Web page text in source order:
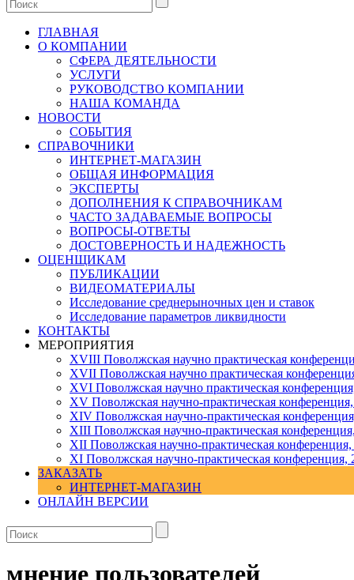
ГЛАВНАЯ
О КОМПАНИИ
СФЕРА ДЕЯТЕЛЬНОСТИ
УСЛУГИ
РУКОВОДСТВО КОМПАНИИ
НАША КОМАНДА
НОВОСТИ
СОБЫТИЯ
СПРАВОЧНИКИ
ИНТЕРНЕТ-МАГАЗИН
ОБЩАЯ ИНФОРМАЦИЯ
ЭКСПЕРТЫ
ДОПОЛНЕНИЯ К СПРАВОЧНИКАМ
ЧАСТО ЗАДАВАЕМЫЕ ВОПРОСЫ
ВОПРОСЫ-ОТВЕТЫ
ДОСТОВЕРНОСТЬ И НАДЕЖНОСТЬ
ОЦЕНЩИКАМ
ПУБЛИКАЦИИ
ВИДЕОМАТЕРИАЛЫ
Исследование среднерыночных цен и ставок
Исследование параметров ликвидности
КОНТАКТЫ
МЕРОПРИЯТИЯ
XVIII Поволжская научно практическая
XVII Поволжская научно практическая
XVI Поволжская научно практическая
ХV Поволжская научно-практическая
ХIV Поволжская научно-практическая
ХIII Поволжская научно-практическая
ХII Поволжская научно-практическая конференция,
XI Поволжская научно-практическая конференция,
ЗАКАЗАТЬ
ИНТЕРНЕТ-МАГАЗИН
ОНЛАЙН ВЕРСИИ
мнение пользователей